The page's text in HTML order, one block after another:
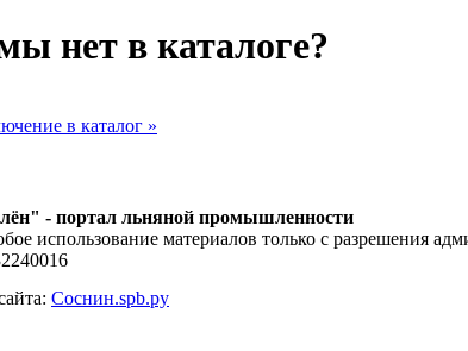
нет в каталоге?
в каталог »
- портал льняной промышленности
использование материалов только с разрешения
Соснин.spb.ру